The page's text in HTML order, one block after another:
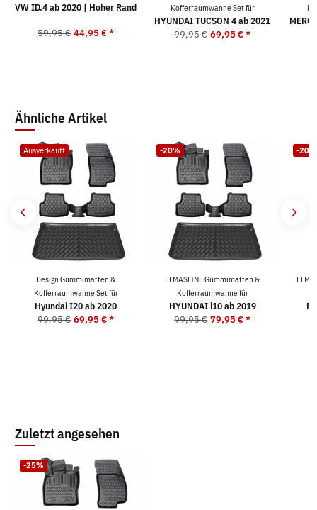
VW ID.4 ab 2020 | Hoher Rand
59,95 € 44,95 €*
Kofferraumwanne Set für
HYUNDAI TUCSON 4 ab 2021
99,95 € 69,95 €*
Ähnliche Artikel
Ausverkauft
Design Gummimatten &
Kofferraumwanne Set für
Hyundai I20 ab 2020
99,95 € 69,95 €*
-20%
ELMASLINE Gummimatten &
Kofferraumwanne für
HYUNDAI i10 ab 2019
99,95 € 79,95 €*
-20%
Zuletzt angesehen
-25%